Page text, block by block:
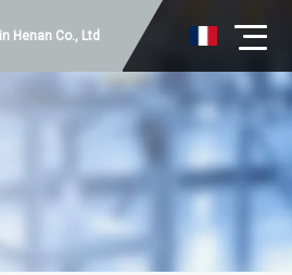
Henan Co., Ltd